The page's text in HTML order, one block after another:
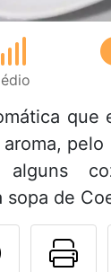
que
sopa de
Falar